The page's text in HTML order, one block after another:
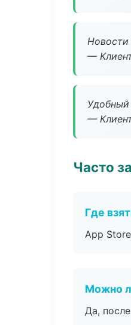
Новости
—
Удобный
—
Часто
Где
App
Можно
Да,